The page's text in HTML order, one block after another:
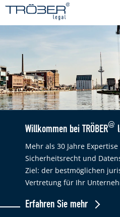
Willkommen bei TRÖBER@
Mehr als 30 Jahre Expertise
Sicherheitsrecht und
Ziel: der bestmöglichen
Vertretung für Ihr
Erfahren Sie mehr